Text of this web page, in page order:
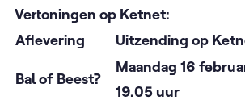
Vertoningen op Ketnet:
Aflevering
Uitzending op
Bal of Beest?
Maandag 16
19.05 uur